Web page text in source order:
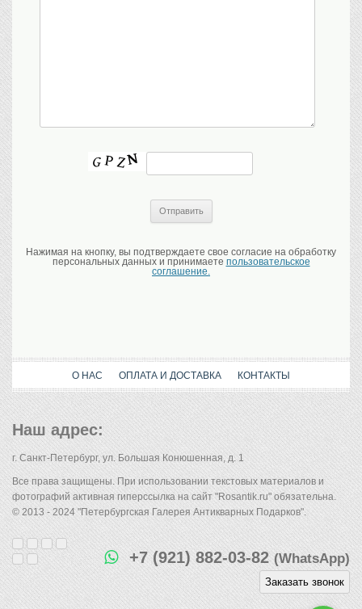
Нажимая на кнопку, вы подтверждаете свое согласие на обработку
персональных данных и принимаете пользовательское
соглашение.
О НАС ОПЛАТА И ДОСТАВКА КОНТАКТЫ
Наш адрес:
г. Санкт-Петербург, ул. Большая Конюшенная, д. 1
Все права защищены. При использовании текстовых материалов и
фотографий активная гиперссылка на сайт "Rosantik.ru" обязательна.
© 2013 - 2024 "Петербургская Галерея Антикварных Подарков".
+7 (921) 882-03-82(WhatsApp)
Заказать звонок